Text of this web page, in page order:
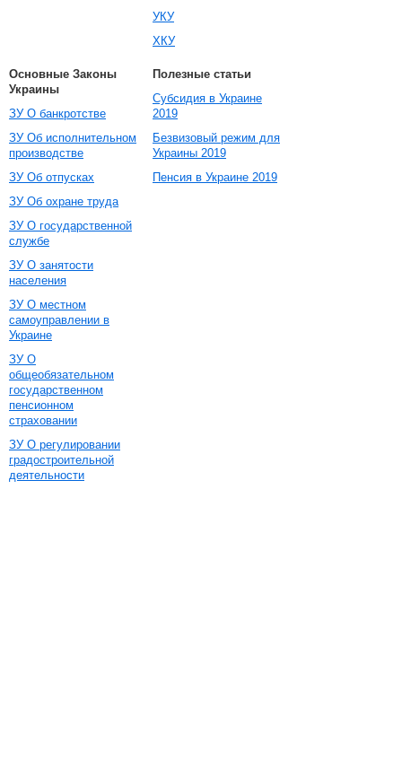
УКУ
ХКУ
Основные Законы
Украины
ЗУ О банкротстве
ЗУ Об исполнительном
производстве
ЗУ Об отпусках
ЗУ Об охране труда
ЗУ О государственной
службе
ЗУ О занятости
населения
ЗУ О местном
самоуправлении в
Украине
ЗУ О
общеобязательном
государственном
пенсионном
страховании
ЗУ О регулировании
градостроительной
деятельности
Полезные статьи
Субсидия в Украине
2019
Безвизовый режим для
Украины 2019
Пенсия в Украине 2019